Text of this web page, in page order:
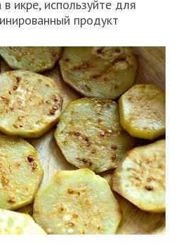
икре, используйте для
продукт